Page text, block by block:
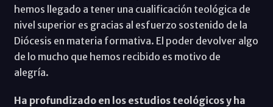
hemos llegado a tener una cualificación teológica de
nivel superior es gracias al esfuerzo sostenido de la
Diócesis en materia formativa. El poder devolver algo
de lo mucho que hemos recibido es motivo de
alegría.
Ha profundizado en los estudios teológicos y ha